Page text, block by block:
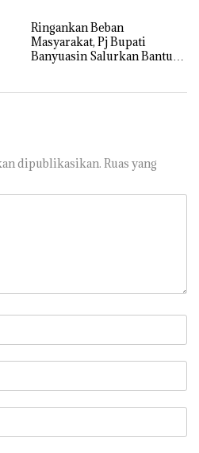
Ringankan Beban
Masyarakat, Pj Bupati
Banyuasin Salurkan Bantuan
dipublikasikan. Ruas yang